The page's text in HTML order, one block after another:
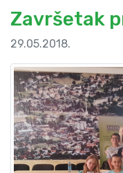
Završetak
29.05.2018.